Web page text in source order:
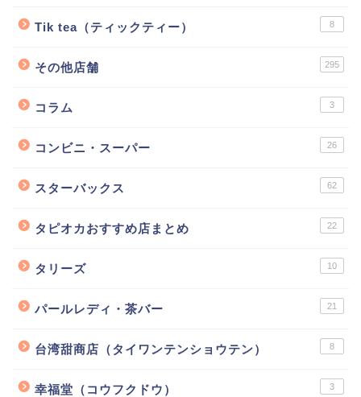
Tik tea（ティックティー） 8
その他店舗 295
コラム 3
コンビニ・スーパー 26
スターバックス 62
タピオカおすすめ店まとめ 22
タリーズ 10
パールレディ・茶バー 21
台湾甜商店（タイワンテンショウテン） 8
幸福堂（コウフクドウ） 3